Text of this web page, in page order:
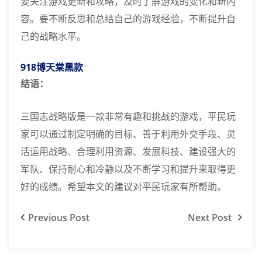
容。要不断反思和总结自己的游戏经验，不断提升自
己的战略水平。
918博天棠黑款
结语：
三国志战略版是一款非常有趣和挑战的游戏，平民玩
家可以通过制定明确的目标、善于利用外交手段、灵
活运用战略、合理利用资源、发展科技、建设强大的
军队、保持耐心和冷静以及不断学习和提升来取得更
好的成绩。希望本文的建议对平民玩家有所帮助。
Previous Post Next Post